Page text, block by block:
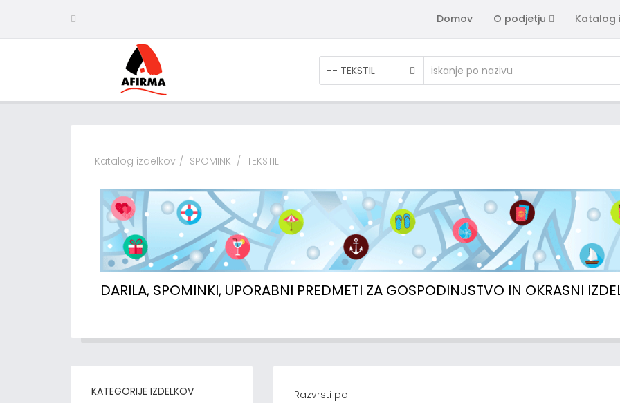
Domov O podjetju Katalog
-- TEKSTIL
Katalog izdelkov SPOMINKI TEKSTIL
DARILA, SPOMINKI, UPORABNI PREDMETI ZA GOSPODINJSTVO IN OKRASNI
KATEGORIJE IZDELKOV Razvrsti po: